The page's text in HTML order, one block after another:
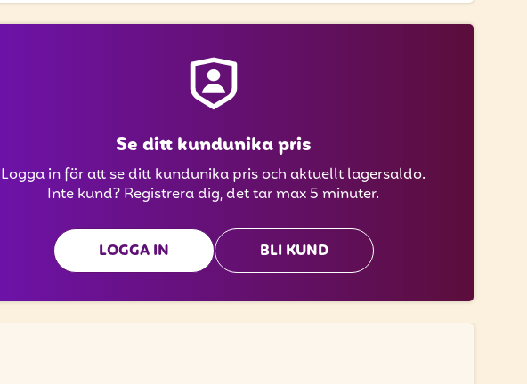
Se ditt kundunika pris
Logga inför att se ditt kundunika pris och aktuellt lagersaldo.
Inte kund? Registrera dig, det tar max 5 minuter.
LOGGA IN BLI KUND